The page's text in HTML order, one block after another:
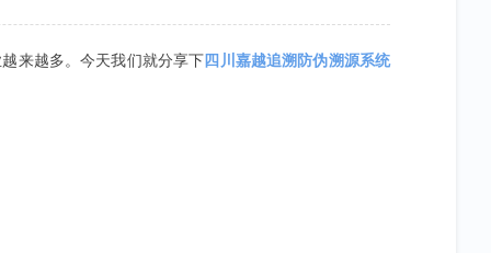
来越多。今天我们就分享下 四川嘉越追溯防伪溯源系统